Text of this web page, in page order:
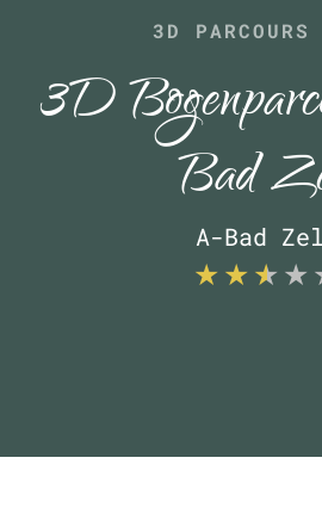
3D PARCOURS
3D
Bad
A-Bad